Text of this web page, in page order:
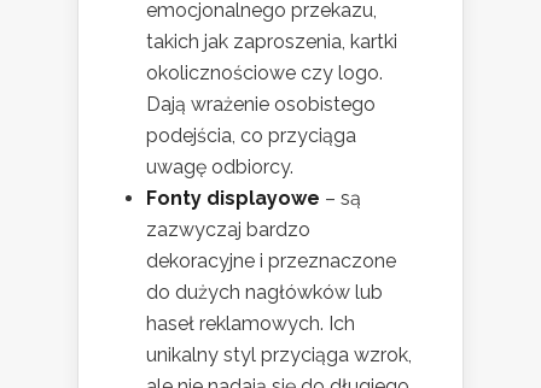
emocjonalnego przekazu,
takich jak zaproszenia, kartki
okolicznościowe czy logo.
Dają wrażenie osobistego
podejścia, co przyciąga
uwagę odbiorcy.
Fonty displayowe – są
zazwyczaj bardzo
dekoracyjne i przeznaczone
do dużych nagłówków lub
haseł reklamowych. Ich
unikalny styl przyciąga wzrok,